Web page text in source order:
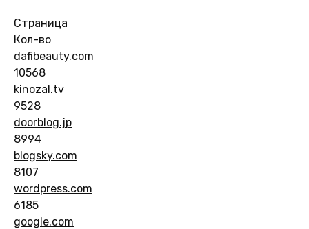
Страница
Кол-во
dafibeauty.com
10568
kinozal.tv
9528
doorblog.jp
8994
blogsky.com
8107
wordpress.com
6185
google.com